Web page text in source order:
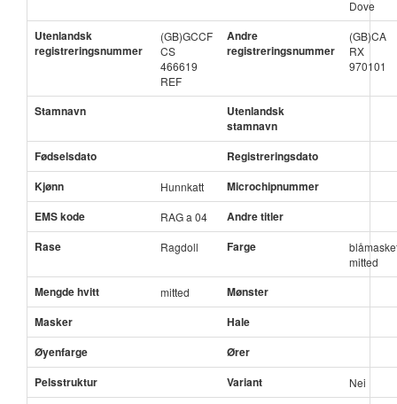
Dove
Utenlandsk
registreringsnummer
(GB)GCCF
CS
466619
REF
Andre
registreringsnummer
(GB)CA
RX
970101
Stamnavn
Utenlandsk
stamnavn
Fødselsdato
Registreringsdato
Kjønn
Hunnkatt
Microchipnummer
EMS kode
RAG a 04
Andre titler
Rase
Ragdoll Farge
mitted
Mengde hvitt mitted
Mønster
Masker
Hale
Øyenfarge
Ører
Pelsstruktur
Variant Nei